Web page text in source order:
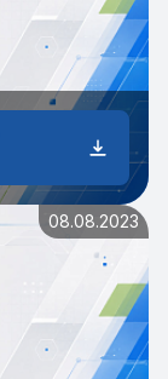
08.08.2023